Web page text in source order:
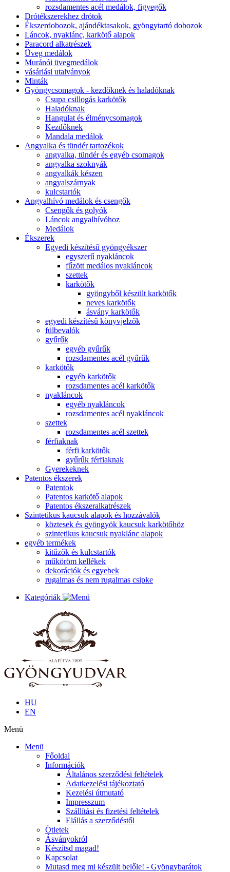
rozsdamentes acél medálok, figyegők
Drótékszerekhez drótok
Ékszerdobozok, ajándéktasakok, gyöngytartó dobozok
Láncok, nyaklánc, karkötő alapok
Paracord alkatrészek
Üveg medálok
Muránói üvegmedálok
vásárlási utalványok
Minták
Gyöngycsomagok - kezdőknek és haladóknak
Csupa csillogás karkötők
Haladóknak
Hangulat és élménycsomagok
Kezdőknek
Mandala medálok
Angyalka és tündér tartozékok
angyalka, tündér és egyéb csomagok
angyalka szoknyák
angyalkák készen
angyalszárnyak
kulcstartók
Angyalhívó medálok és csengők
Csengők és golyók
Láncok angyalhívóhoz
Medálok
Ékszerek
Egyedi készítésû gyöngyékszer
egyszerű nyakláncok
fűzött medálos nyakláncok
szettek
karkötõk
gyöngyből készült karkötők
neves karkötők
ásvány karkötők
egyedi készítésű könyvjelzők
fülbevalók
gyűrűk
egyéb gyűrűk
rozsdamentes acél gyűrűk
karkötők
egyéb karkötők
rozsdamentes acél karkötők
nyakláncok
egyéb nyakláncok
rozsdamentes acél nyakláncok
szettek
rozsdamentes acél szettek
férfiaknak
férfi karkötők
gyűrűk férfiaknak
Gyerekeknek
Patentos ékszerek
Patentok
Patentos karkötő alapok
Patentos ékszeralkatrészek
Szintetikus kaucsuk alapok és hozzávalók
köztesek és gyöngyök kaucsuk karkötőhöz
szintetikus kaucsuk nyaklánc alapok
egyéb termékek
kitűzők és kulcstartók
műköröm kellékek
dekorációk és egyebek
rugalmas és nem rugalmas csipke
Kategóriák
HU
EN
Menü
Menü
Főoldal
Információk
Általános szerződési feltételek
Adatkezelési tájékoztató
Kezelési útmutató
Impresszum
Szállítási és fizetési feltételek
Elállás a szerződéstől
Ötletek
Ásványokról
Készítsd magad!
Kapcsolat
Mutasd meg mi készült belőle! - Gyöngybarátok